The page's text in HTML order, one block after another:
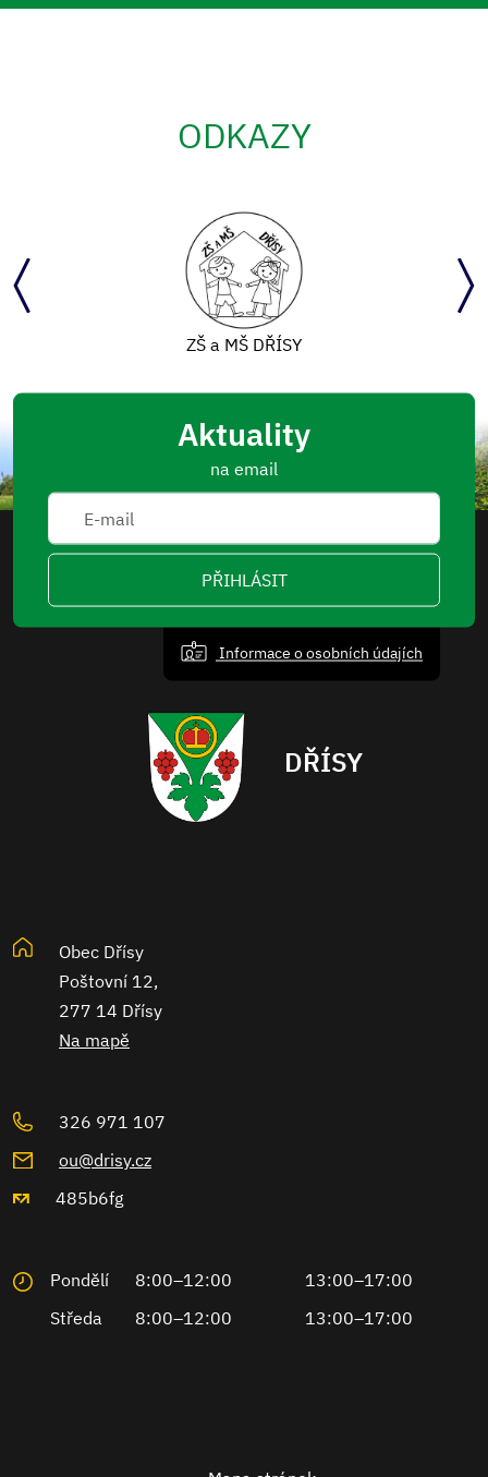
ODKAZY
ZŠ a MŠ DŘÍSY
Aktuality
na email
PŘIHLÁSIT
Informace o osobních údajích
DŘÍSY
Obec Dřísy
Poštovní 12,
277 14 Dřísy
Na mapě
326 971 107
ou@drisy.cz
485b6fg
Pondělí 8:00–12:00
13:00–17:00
Středa
8:00–12:00 13:00–17:00